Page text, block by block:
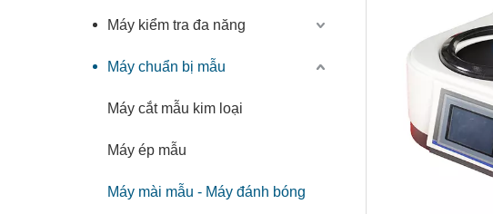
Máy kiểm tra đa năng
Máy chuẩn bị mẫu
Máy cắt mẫu kim loại
Máy ép mẫu
Máy mài mẫu - Máy đánh bóng